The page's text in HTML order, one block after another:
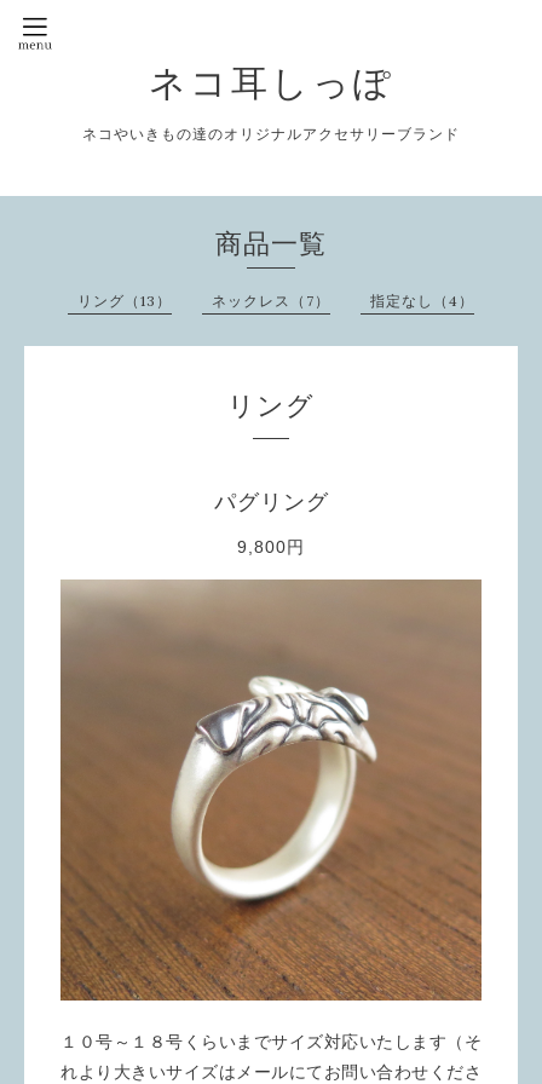
ネコ耳しっぽ
ネコやいきもの達のオリジナルアクセサリーブランド
商品一覧
リング（13） ネックレス（7） 指定なし（4）
リング
パグリング
9,800円
１０号～１８号くらいまでサイズ対応いたします（そ
れより大きいサイズはメールにてお問い合わせくださ